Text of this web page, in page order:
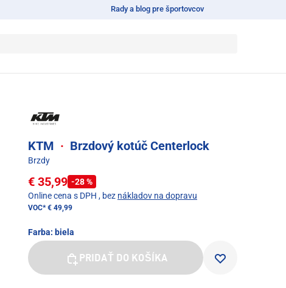
Rady a blog pre športovcov
KTM · Brzdový kotúč Centerlock
Brzdy
€ 35,99 -28 %
Online cena s DPH , bez nákladov na dopravu
VOC*€ 49,99
Farba: biela
PRIDAŤ DO KOŠÍKA